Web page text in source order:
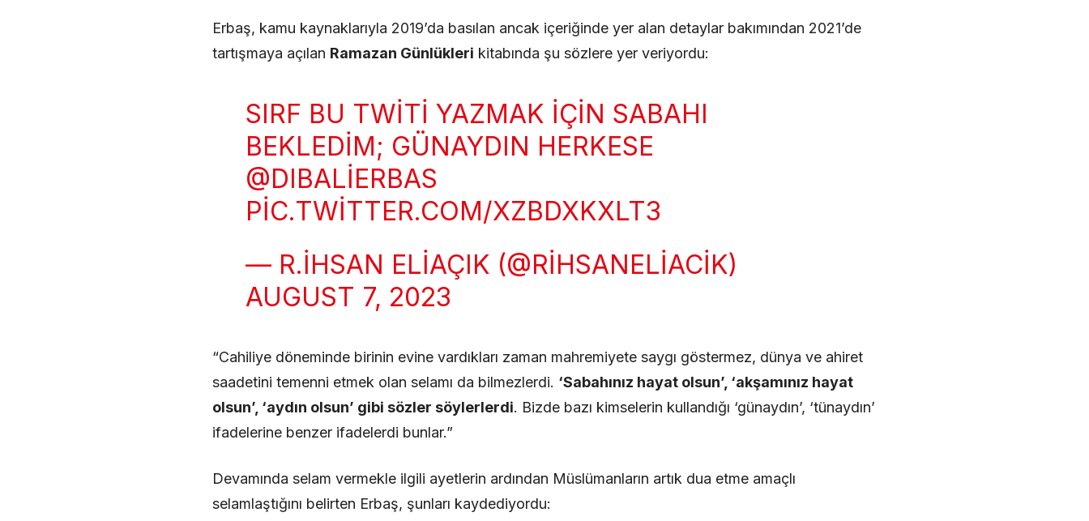
Erbaş, kamu kaynaklarıyla 2019’da basılan ancak içeriğinde yer alan detaylar bakımından 2021’de
tartışmaya açılan Ramazan Günlükleri kitabında şu sözlere yer veriyordu:
SIRF BU TWITI YAZMAK IÇIN SABAHI
BEKLEDIM; GÜNAYDIN HERKESE
@DIBALIERBAS
PIC.TWITTER.COM/XZBDXKXLT3
— R.İHSAN ELIAÇIK (@RIHSANELIACIK)
AUGUST 7, 2023
“Cahiliye döneminde birinin evine vardıkları zaman mahremiyete saygı göstermez, dünya ve ahiret
saadetini temenni etmek olan selamı da bilmezlerdi. ‘Sabahınız hayat olsun’, ‘akşamınız hayat
olsun’, ‘aydın olsun’ gibi sözler söylerlerdi. Bizde bazı kimselerin kullandığı ‘günaydın’, ‘tünaydın’
ifadelerine benzer ifadelerdi bunlar.”
Devamında selam vermekle ilgili ayetlerin ardından Müslümanların artık dua etme amaçlı
selamlaştığını belirten Erbaş, şunları kaydediyordu: